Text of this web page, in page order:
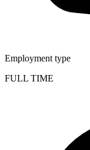
Employment type
FULL TIME